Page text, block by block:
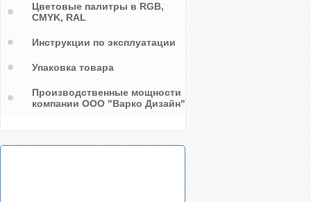
Цветовые палитры в RGB,
CMYK, RAL
Инструкции по эксплуатации
Упаковка товара
Производственные мощности
компании ООО "Варко Дизайн"